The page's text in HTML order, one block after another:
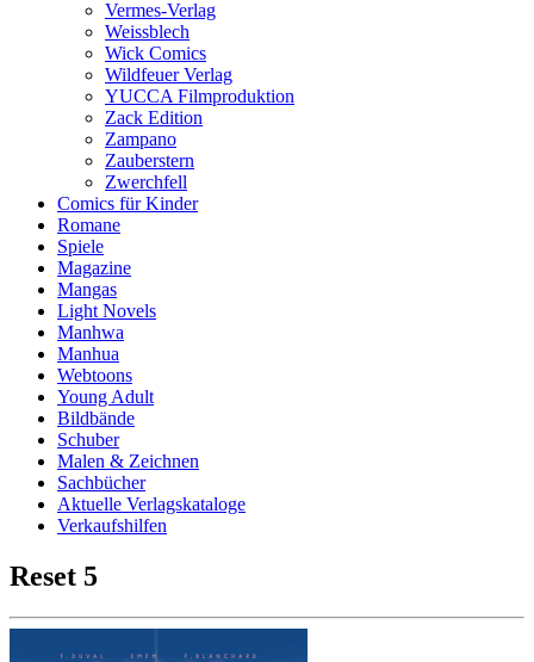
Vermes-Verlag
Weissblech
Wick Comics
Wildfeuer Verlag
YUCCA Filmproduktion
Zack Edition
Zampano
Zauberstern
Zwerchfell
Comics für Kinder
Romane
Spiele
Magazine
Mangas
Light Novels
Manhwa
Manhua
Webtoons
Young Adult
Bildbände
Schuber
Malen & Zeichnen
Sachbücher
Aktuelle Verlagskataloge
Verkaufshilfen
Reset 5